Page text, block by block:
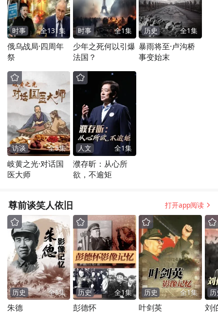
时事 全131集
俄乌战局·四周年
祭
时事 全1集
少年之死何以引爆
法国？
历史 全1集
暴雨将至·卢沟桥
事变始末
访谈 全5集
岐黄之光·对话国
医大师
人文 全1集
濮存昕：从心所
欲，不逾矩
尊前谈笑人依旧 打开app阅读
历史 全1集
朱德
历史 全1集
彭德怀
历史 全1集
叶剑英 刘